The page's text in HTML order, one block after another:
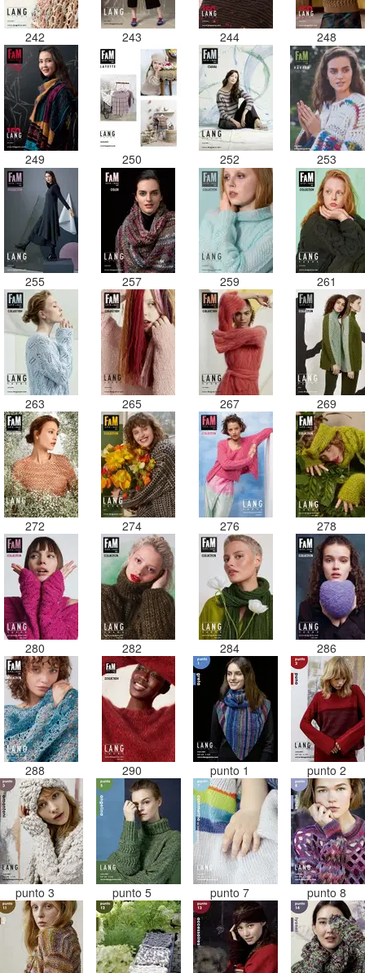
242 243 244 248
249 250 252 253
255 257 259 261
263 265 267 269
272 274 276 278
280 282 284 286
288 290 punto 1 punto 2
punto 3 punto 5 punto 7 punto 8